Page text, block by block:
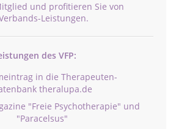
und profitieren Sie von
Leistungen.
des VFP:
in die Therapeuten-
theralupa.de
"Freie Psychotherapie" und
"Paracelsus"